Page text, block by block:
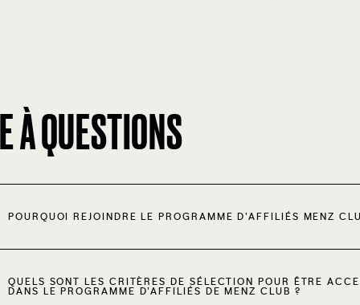
À QUESTIONS
POURQUOI REJOINDRE LE PROGRAMME D'AFFILIÉS MENZ
QUELS SONT LES CRITÈRES DE SÉLECTION POUR ÊTRE
DANS LE PROGRAMME D'AFFILIÉS DE MENZ CLUB ?